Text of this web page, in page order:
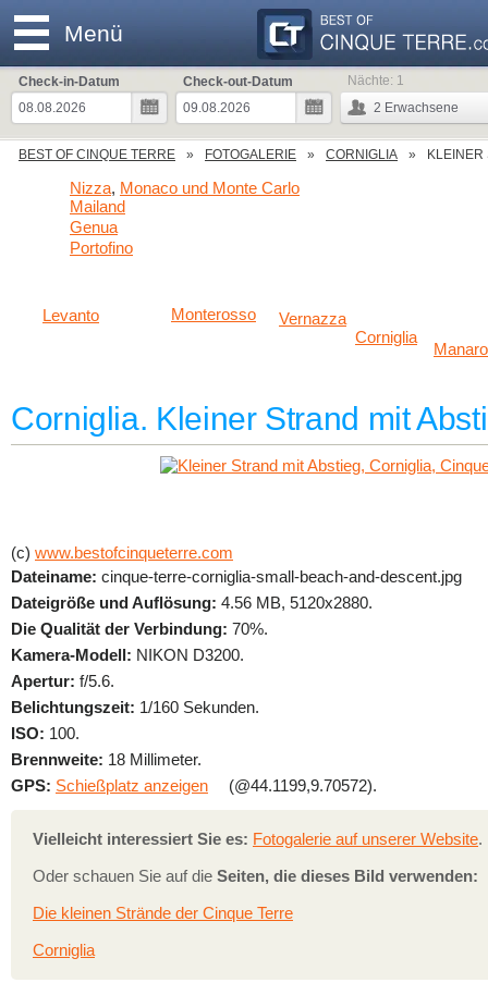
Menü
Check-in-Datum
Check-out-Datum
2 Erwachsene
Nächte: 1
BEST OF CINQUE TERRE FOTOGALERIE CORNIGLIA KLEINER
Levanto Monterosso
Vernazza
Corniglia
Genua
Mailand
Nizza, Monaco und Monte Carlo
Portofino
Corniglia. Kleiner Strand mit
(c) www.bestofcinqueterre.com
Dateiname: cinque-terre-corniglia-small-beach-and-descent.jpg
Dateigröße und Auflösung: 4.56 MB, 5120x2880.
Die Qualität der Verbindung: 70%.
Kamera-Modell: NIKON D3200.
Apertur: f/5.6.
Belichtungszeit: 1/160 Sekunden.
ISO: 100.
Brennweite: 18 Millimeter.
GPS: Schießplatz anzeigen (@44.1199,9.70572).
Vielleicht interessiert Sie es: Fotogalerie auf unserer Website.
Oder schauen Sie auf die Seiten, die dieses Bild verwenden:
Die kleinen Strände der Cinque Terre
Corniglia